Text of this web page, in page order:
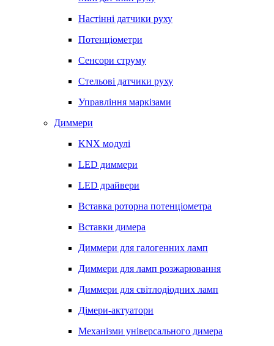
Настінні датчики руху
Потенціометри
Сенсори струму
Стельові датчики руху
Управління маркізами
Диммери
KNX модулі
LED диммери
LED драйвери
Вставка роторна потенціометра
Вставки димера
Диммери для галогенних ламп
Диммери для ламп розжарювання
Диммери для світлодіодних ламп
Дімери-актуатори
Механізми універсального димера